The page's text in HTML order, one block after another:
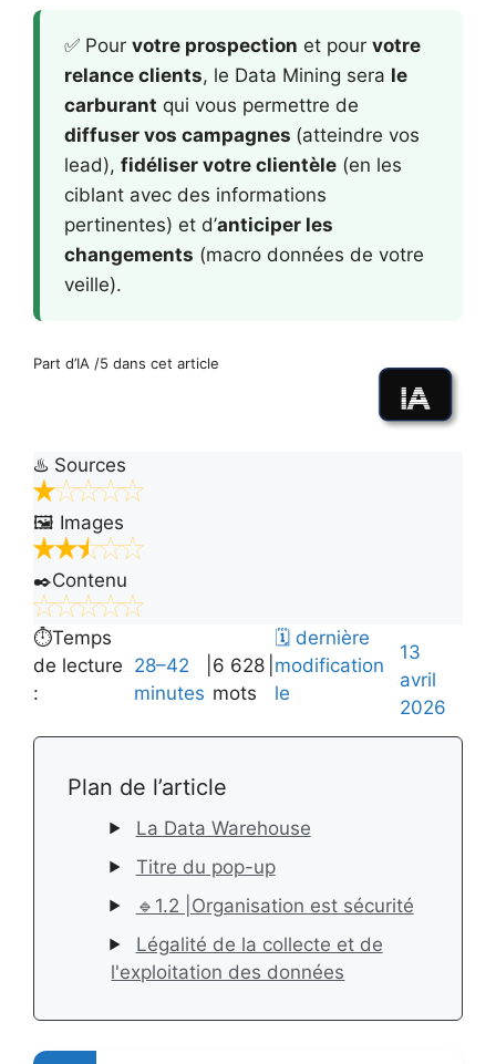
✅ Pourvotre prospection et pourvotre
relance clients, le Data Mining sera le
carburant qui vous permettre de
diffuser vos campagnes (atteindre vos
lead),fidéliser votre clientèle (en les
ciblant avec des informations
pertinentes) et d’anticiper les
changements (macro données de votre
veille).
Part d’IA /5 dans cet article
♨️ Sources
🖼️ Images
✒️Contenu
⏱️Temps
de lecture
:
28–42
minutes
6 628
mots
🗓️ dernière
modification
le
13
avril
2026
Plan de l’article
La Data Warehouse
Titre du pop-up
🔹1.2 |Organisation est sécurité
Légalité de la collecte et de
l'exploitation des données